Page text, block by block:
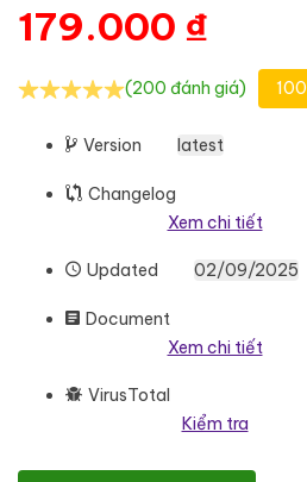
179.000 ₫
(200 đánh giá)
Version latest
Changelog
Xem chi tiết
Updated 02/09/2025
Document
Xem chi tiết
VirusTotal
Kiểm tra
RoboX – Futuristic AI and Robotics